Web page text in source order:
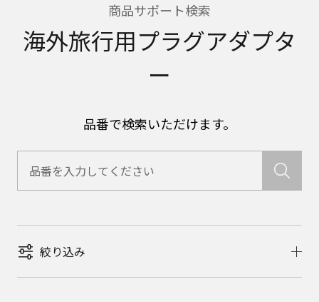
商品サポート検索
海外旅行用プラグアダプタ
ー
品番で検索いただけます。
絞り込み